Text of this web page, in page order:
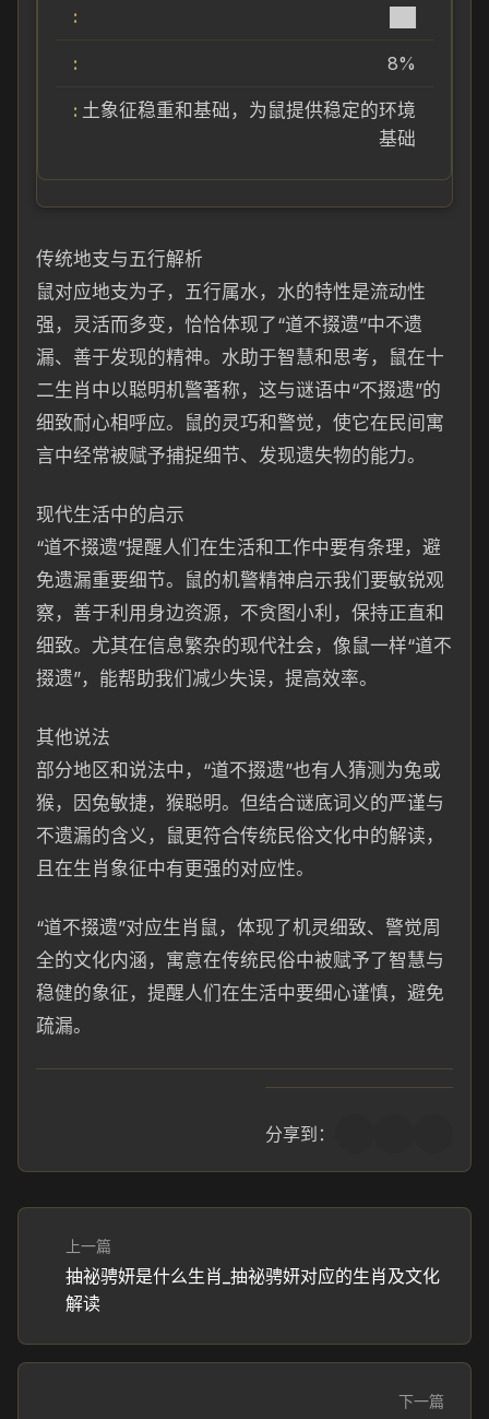
8%
土象征稳重和基础，为鼠提供稳定的环境
基础
传统地支与五行解析
鼠对应地支为子，五行属水，水的特性是流动性
强，灵活而多变，恰恰体现了“道不掇遗”中不遗
漏、善于发现的精神。水助于智慧和思考，鼠在十
二生肖中以聪明机警著称，这与谜语中“不掇遗”的
细致耐心相呼应。鼠的灵巧和警觉，使它在民间寓
言中经常被赋予捕捉细节、发现遗失物的能力。
现代生活中的启示
“道不掇遗”提醒人们在生活和工作中要有条理，避
免遗漏重要细节。鼠的机警精神启示我们要敏锐观
察，善于利用身边资源，不贪图小利，保持正直和
细致。尤其在信息繁杂的现代社会，像鼠一样“道不
掇遗”，能帮助我们减少失误，提高效率。
其他说法
部分地区和说法中，“道不掇遗”也有人猜测为兔或
猴，因兔敏捷，猴聪明。但结合谜底词义的严谨与
不遗漏的含义，鼠更符合传统民俗文化中的解读，
且在生肖象征中有更强的对应性。
“道不掇遗”对应生肖鼠，体现了机灵细致、警觉周
全的文化内涵，寓意在传统民俗中被赋予了智慧与
稳健的象征，提醒人们在生活中要细心谨慎，避免
疏漏。
分享到：
上一篇
抽祕骋妍是什么生肖_抽祕骋妍对应的生肖及文化
解读
下一篇